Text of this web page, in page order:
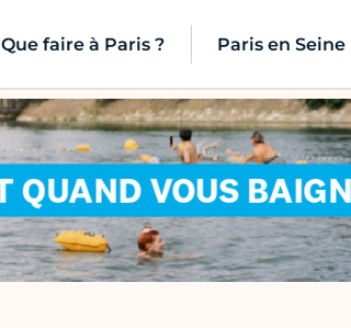
Que faire à Paris ? Paris en Seine